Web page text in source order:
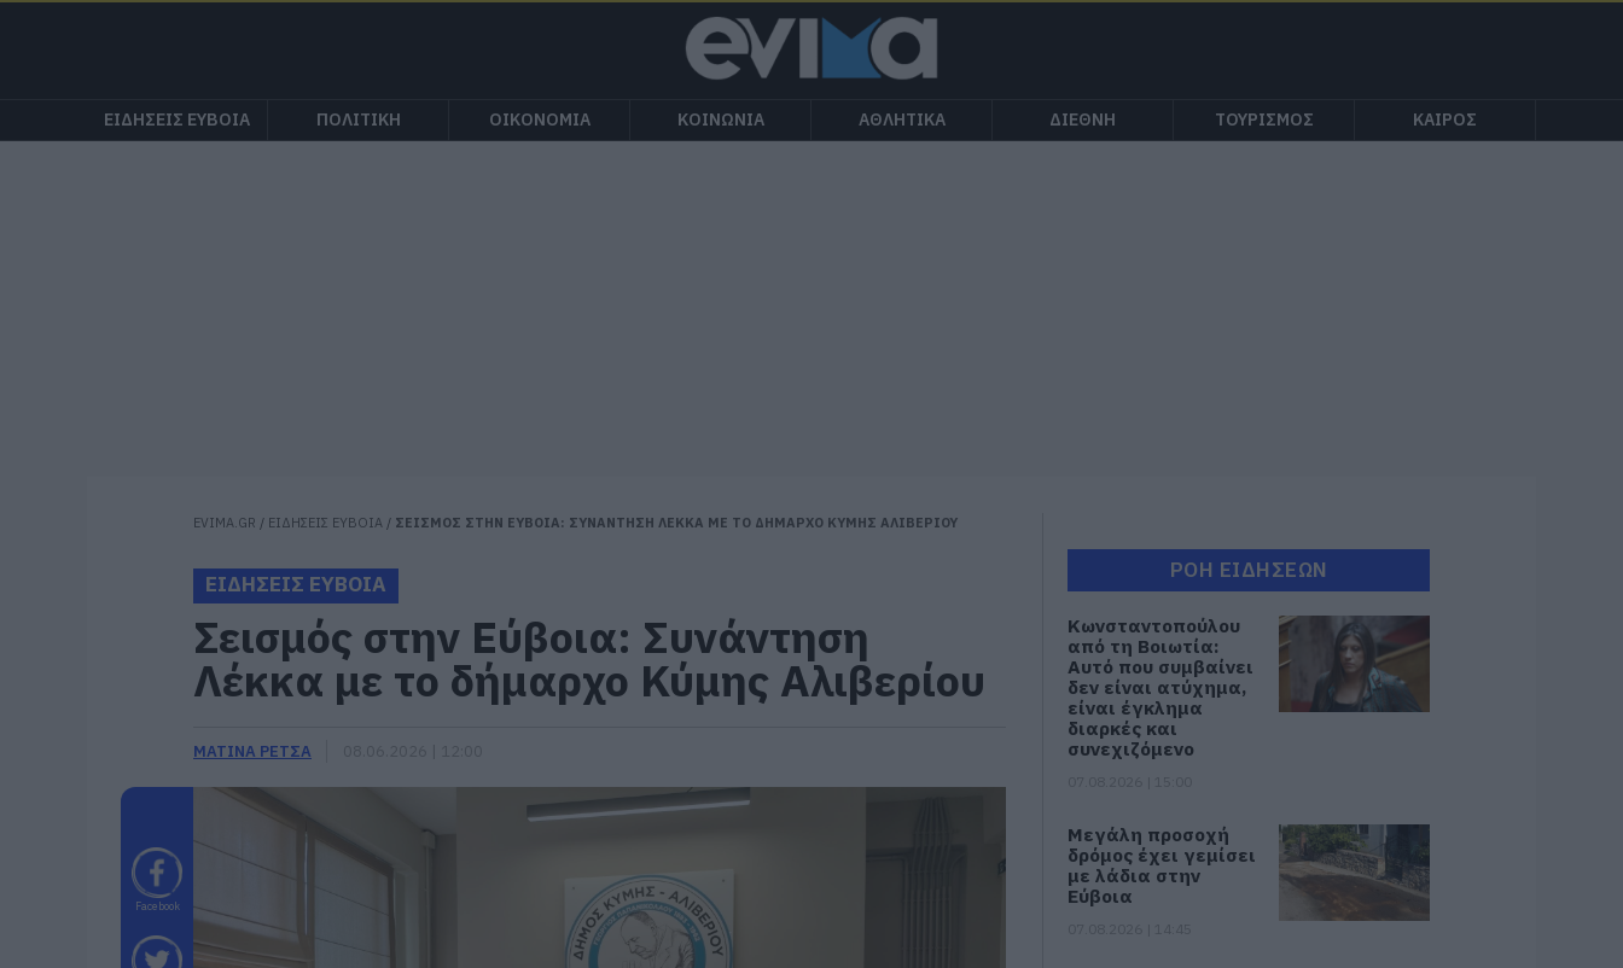
ΕΙΔΗΣΕΙΣ ΕΥΒΟΙΑ ΠΟΛΙΤΙΚΗ ΟΙΚΟΝΟΜΙΑ ΚΟΙΝΩΝΙΑ ΑΘΛΗΤΙΚΑ ΔΙΕΘΝΗ ΤΟΥΡΙΣΜΟΣ ΚΑΙΡΟΣ
EVIMA.GR / ΕΙΔΗΣΕΙΣ ΕΥΒΟΙΑ / ΣΕΙΣΜΟΣ ΣΤΗΝ ΕΥΒΟΙΑ: ΣΥΝΑΝΤΗΣΗ ΛΕΚΚΑ ΜΕ ΤΟ ΔΗΜΑΡΧΟ ΚΥΜΗΣ ΑΛΙΒΕΡΙΟΥ
ΕΙΔΗΣΕΙΣ ΕΥΒΟΙΑ
Σεισμός στην Εύβοια: Συνάντηση
Λέκκα με το δήμαρχο Κύμης Αλιβερίου
ΜΑΤΙΝΑ ΡΕΤΣΑ
Facebook
ΡΟΗ ΕΙΔΗΣΕΩΝ
Κωνσταντοπούλου
από τη Βοιωτία:
Αυτό που συμβαίνει
δεν είναι ατύχημα,
είναι έγκλημα
διαρκές και
συνεχιζόμενο
Μεγάλη προσοχή
δρόμος έχει γεμίσει
με λάδια στην
Εύβοια